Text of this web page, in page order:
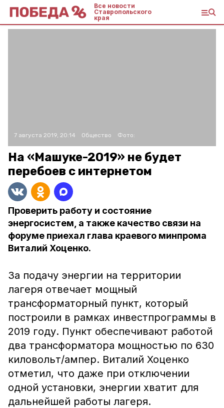
Все новости
Ставропольского
края
7 августа 2019, 20:14 Общество Фото:
На «Машуке-2019» не будет
перебоев с интернетом
Проверить работу и состояние
энергосистем, а также качество связи на
форуме приехал глава краевого минпрома
Виталий Хоценко.
За подачу энергии на территории
лагеря отвечает мощный
трансформаторный пункт, который
построили в рамках инвестпрограммы в
2019 году. Пункт обеспечивают работой
два трансформатора мощностью по 630
киловольт/ампер. Виталий Хоценко
отметил, что даже при отключении
одной установки, энергии хватит для
дальнейшей работы лагеря.